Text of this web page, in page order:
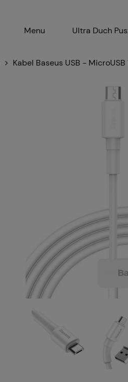
Menu Ultra Duch
Kabel Baseus USB -